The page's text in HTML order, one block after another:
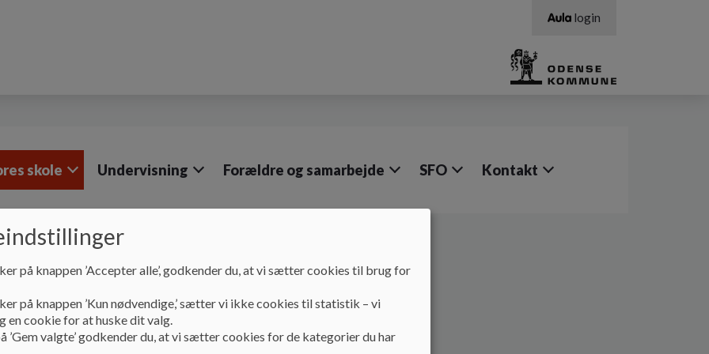
login
skole Undervisning Forældre og samarbejde SFO Kontakt
Vores skole
Undervisningsmiljø
Højby Skole har fantastiske rammer.
på knappen ’Accepter alle’, godkender du, at vi sætter cookies til brug for
på knappen ’Kun nødvendige,’ sætter vi ikke cookies til statistik – vi
en cookie for at huske dit valg.
’Gem valgte’ godkender du, at vi sætter cookies for de kategorier du har